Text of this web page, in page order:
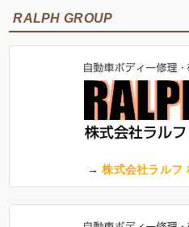
RALPH GROUP
→株式会社ラルフ